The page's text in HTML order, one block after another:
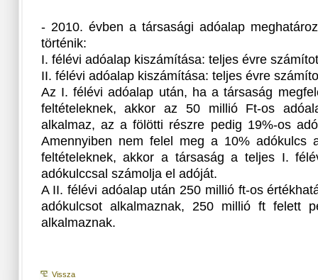
- 2010. évben a társasági adóalap
történik:
I. félévi adóalap kiszámítása: teljes évre
II. félévi adóalap kiszámítása: teljes évre
Az I. félévi adóalap után, ha a társaság
feltételeknek, akkor az 50 millió Ft-os
alkalmaz, az a fölötti részre pedig 19%-os
Amennyiben nem felel meg a 10% adókulcs
feltételeknek, akkor a társaság a teljes I.
adókulccsal számolja el adóját.
A II. félévi adóalap után 250 millió ft-os
adókulcsot alkalmaznak, 250 millió ft felett
alkalmaznak.
Vissza